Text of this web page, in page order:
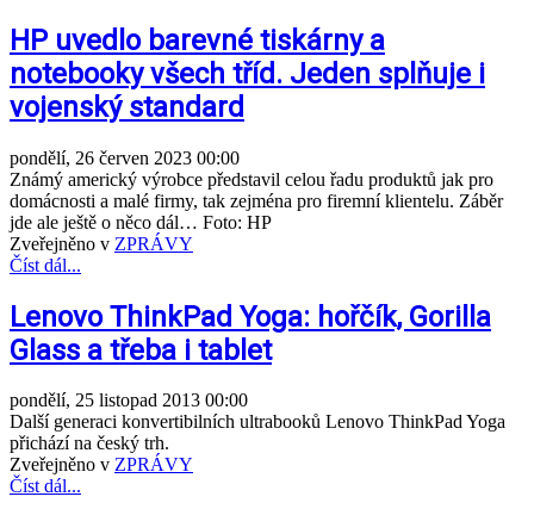
HP uvedlo barevné tiskárny a
notebooky všech tříd. Jeden splňuje i
vojenský standard
pondělí, 26 červen 2023 00:00
Známý americký výrobce představil celou řadu produktů jak pro
domácnosti a malé firmy, tak zejména pro firemní klientelu. Záběr
jde ale ještě o něco dál… Foto: HP
Zveřejněno v ZPRÁVY
Číst dál...
Lenovo ThinkPad Yoga: hořčík, Gorilla
Glass a třeba i tablet
pondělí, 25 listopad 2013 00:00
Další generaci konvertibilních ultrabooků Lenovo ThinkPad Yoga
přichází na český trh.
Zveřejněno v ZPRÁVY
Číst dál...